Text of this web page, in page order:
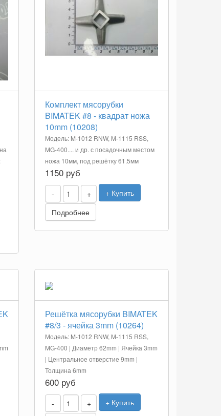
Комплект мясорубки
BIMATEK #8 - квадрат ножа
10mm (10208)
Модель: M-1012 RNW, M-1115 RSS,
MG-400.... и др. с посадочным местом
ножа 10мм, под решётку 61.5мм
1150 руб
- +
+ Купить
Подробнее
Решётка мясорубки BIMATEK
#8/3 - ячейка 3mm (10264)
Модель: M-1012 RNW, M-1115 RSS,
MG-400 | Диаметр 62mm | Ячейка 3mm
| Центральное отверстие 9mm |
Толщина 6mm
600 руб
- +
+ Купить